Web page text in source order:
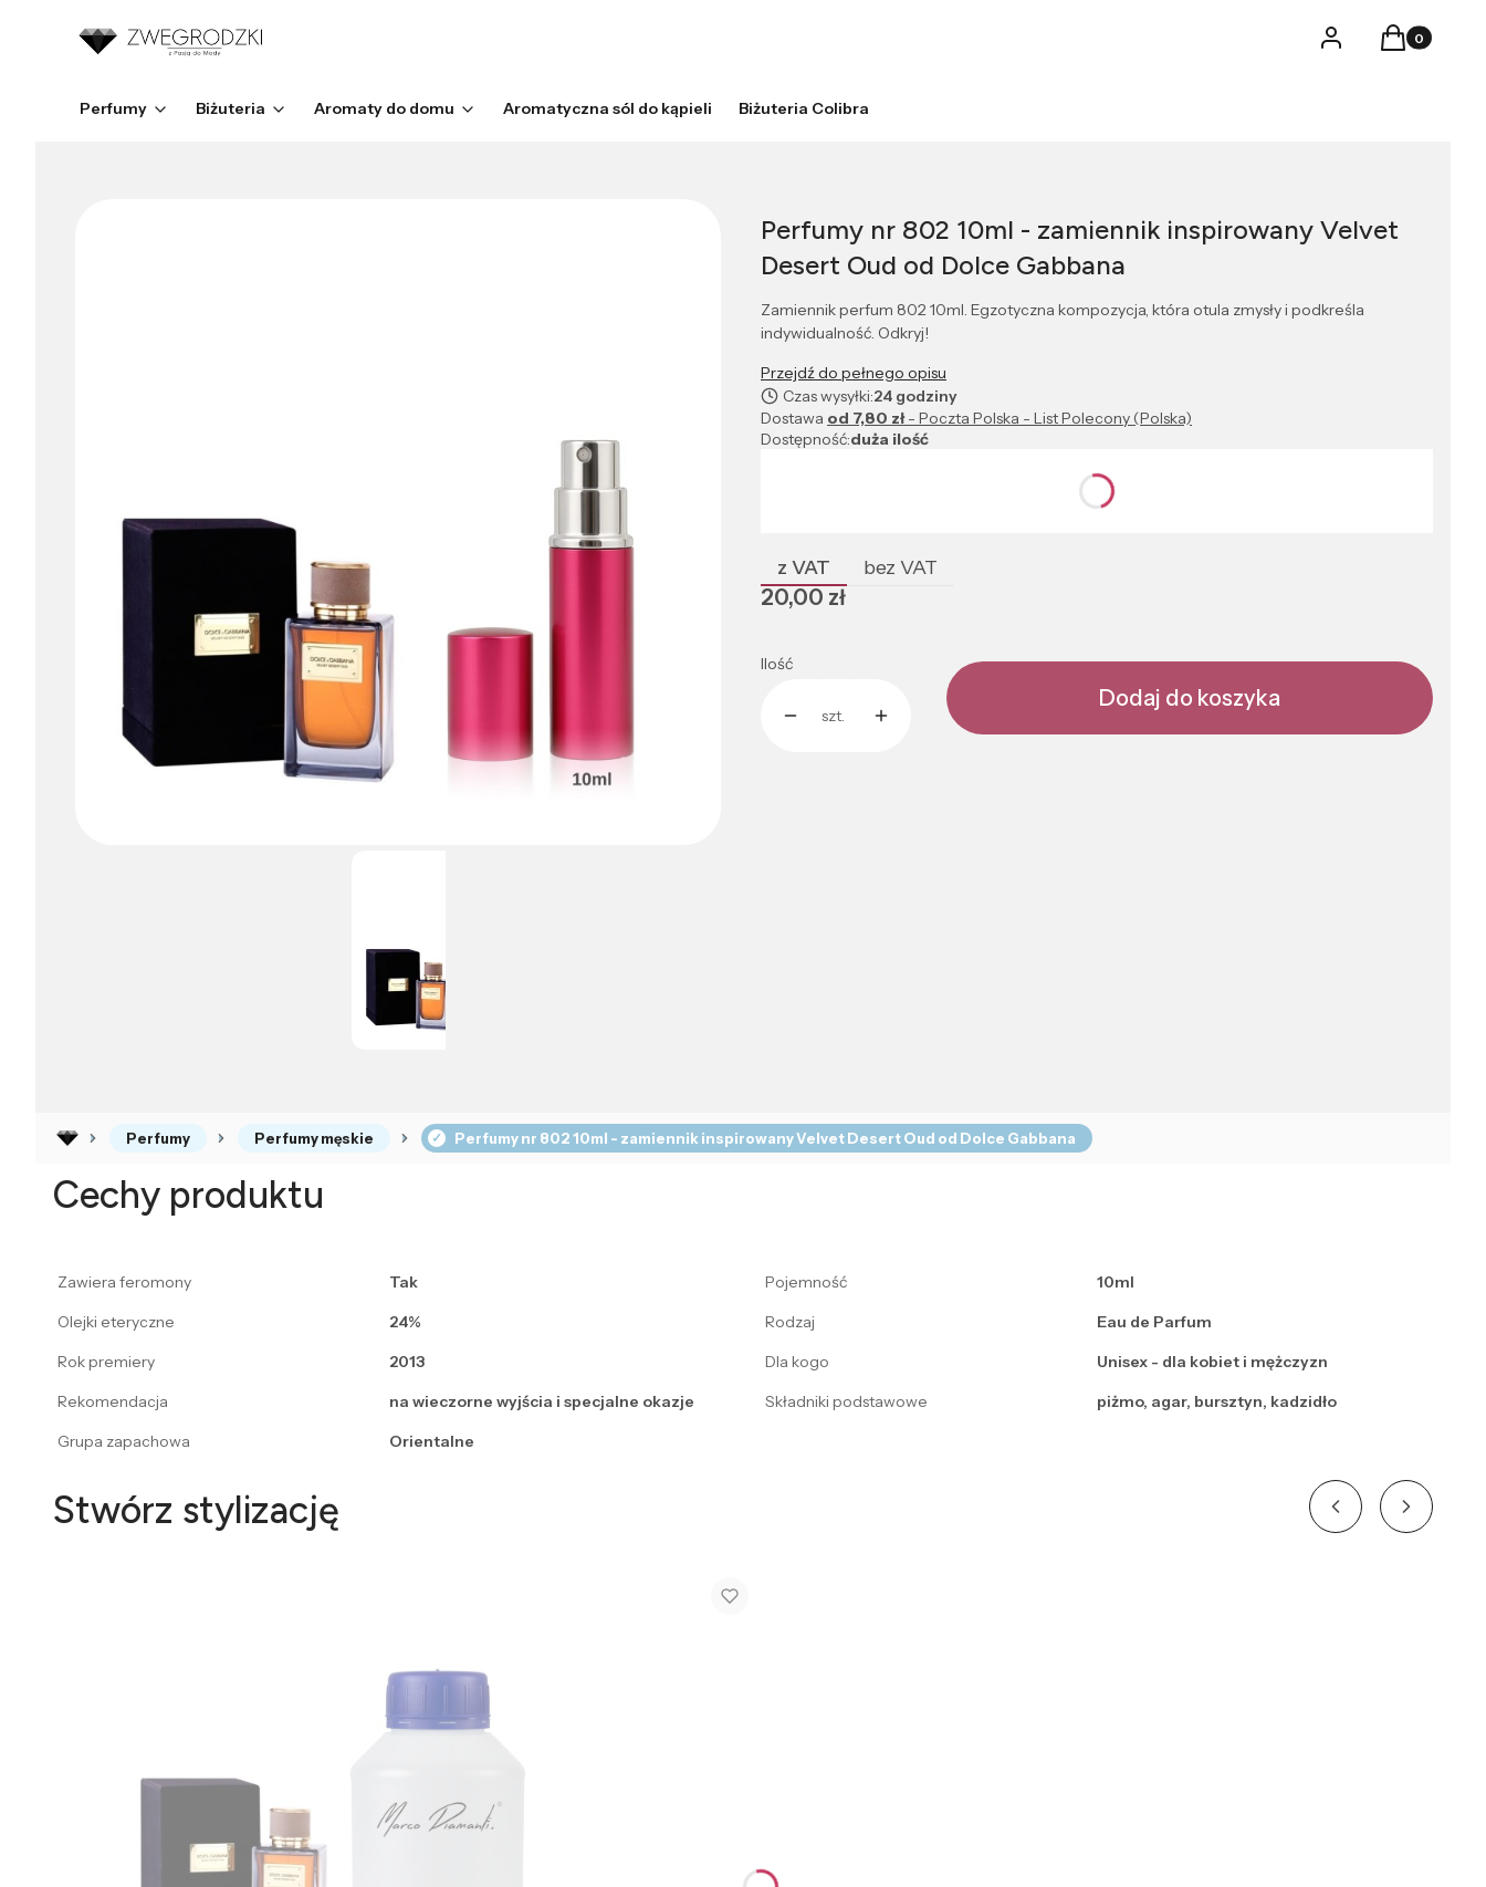
LogowanieProdukty w
Koszyk
Perfumy Biżuteria Aromaty do domu Aromatyczna sól do kąpieli Biżuteria Colibra
Perfumy nr 802 10ml - zamiennik inspirowany Velvet
Desert Oud od Dolce Gabbana
Zamiennik perfum 802 10ml. Egzotyczna kompozycja, która otula zmysły i podkreśla
indywidualność. Odkryj!
Przejdź do pełnego opisu
Czas wysyłki:24 godziny
Dostawa od 7,80 zł- Poczta Polska - List Polecony (Polska)
Dostępność:duża ilość
z VAT bez VAT
Cena
20,00 zł
Ilość
szt.
Dodaj do koszyka
Perfumy Perfumy męskie Perfumy nr 802 10ml - zamiennik inspirowany Velvet Desert Oud od Dolce Gabbana
Cechy produktu
Zawiera feromony Tak Pojemność
10ml
Olejki eteryczne
24% Rodzaj
Eau de Parfum
Rok premiery
2013 Dla kogo
Unisex - dla kobiet i mężczyzn
Rekomendacja
na wieczorne wyjścia i specjalne okazje Składniki podstawowe
piżmo, agar, bursztyn, kadzidło
Grupa zapachowa
Orientalne
Stwórz stylizację